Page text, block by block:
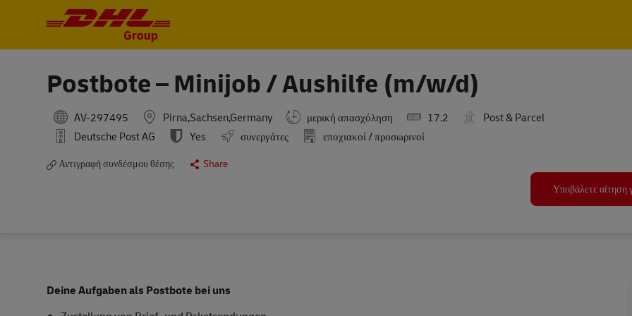
Postbote – Minijob / Aushilfe (m/w/d)
AV-297495 Pirna,Sachsen,Germany μερική απασχόληση 17.2
Post & Parcel
Deutsche Post AG
Yes συνεργάτες εποχιακοί / προσωρινοί
Αντιγραφή συνδέσμου θέσης
Share
Υποβάλετε αίτηση
Deine Aufgaben als Postbote bei uns